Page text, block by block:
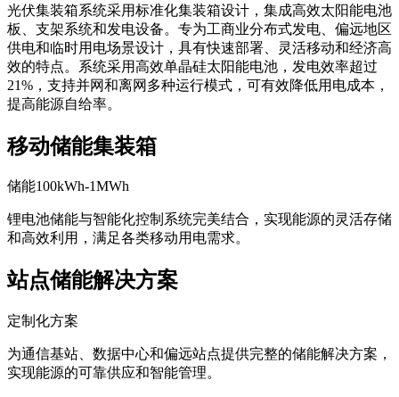
光伏集装箱系统采用标准化集装箱设计，集成高效太阳能电池
板、支架系统和发电设备。专为工商业分布式发电、偏远地区
供电和临时用电场景设计，具有快速部署、灵活移动和经济高
效的特点。系统采用高效单晶硅太阳能电池，发电效率超过
21%，支持并网和离网多种运行模式，可有效降低用电成本，
提高能源自给率。
移动储能集装箱
储能100kWh-1MWh
锂电池储能与智能化控制系统完美结合，实现能源的灵活存储
和高效利用，满足各类移动用电需求。
站点储能解决方案
定制化方案
为通信基站、数据中心和偏远站点提供完整的储能解决方案，
实现能源的可靠供应和智能管理。